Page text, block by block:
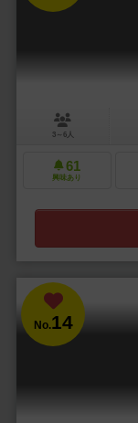
3～6人
61
興味あり
No.14